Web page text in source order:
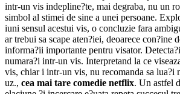
intr-un vis indepline?te, mai degraba, nu un
simbol al stimei de sine a unei persoane.
iuni sensul acestui vis, o concluzie fara
ar trebui sa scape aten?iei, deoarece con?ine
informa?ii importante pentru visator.
numara?i intr-un vis. Interpretand la ce
vis, chiar i intr-un vis, nu recomanda sa lua?i
uz., cea mai tare comedie netflix. Un astfel